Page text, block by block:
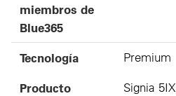
miembros de
Blue365
Tecnología Premium
Producto Signia 5IX